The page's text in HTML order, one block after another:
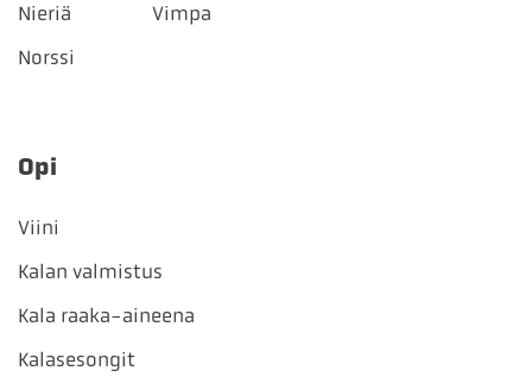
Nieriä
Norssi
Vimpa
Opi
Viini
Kalan valmistus
Kala raaka-aineena
Kalasesongit